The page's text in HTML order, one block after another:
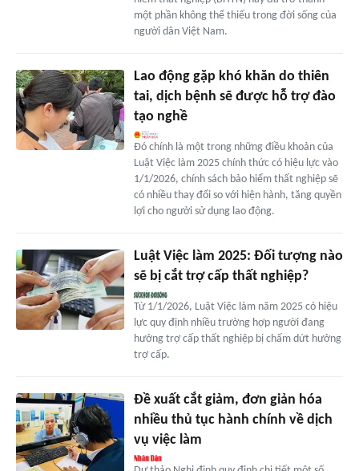
một phần không thể thiếu trong đời sống của
người dân Việt Nam.
Lao động gặp khó khăn do thiên
tai, dịch bệnh sẽ được hỗ trợ đào
tạo nghề
Đó chính là một trong những điều khoản của
Luật Việc làm 2025 chính thức có hiệu lực vào
1/1/2026, chính sách bảo hiểm thất nghiệp sẽ
có nhiều thay đổi so với hiện hành, tăng quyền
lợi cho người sử dụng lao động.
Luật Việc làm 2025: Đối tượng nào
sẽ bị cắt trợ cấp thất nghiệp?
Từ 1/1/2026, Luật Việc làm năm 2025 có hiệu
lực quy định nhiều trường hợp người đang
hưởng trợ cấp thất nghiệp bị chấm dứt hưởng
trợ cấp.
Đề xuất cắt giảm, đơn giản hóa
nhiều thủ tục hành chính về dịch
vụ việc làm